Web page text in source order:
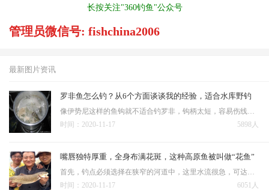
长按关注"360钓鱼"公众号
管理员微信号: fishchina2006
最新图片资讯
罗非鱼怎么钓？从6个方面谈谈我的经验，适合水库野钓
像伊势尼这样的鱼钩就不适合钓罗非，钩柄太短，容易伤线，即便是用耐磨的激光线或大力马，钩条钩尖太短、钩门窄也不容易打穿罗非嘴。 水库钓罗非鱼不像钓鱼塘用小钩细线，鱼塘钓罗非用1号尼龙线可以钓到4，5斤的罗非…
5898人
时间：2020-11-17
嘴唇独特厚重，全身布满花斑，这种高原鱼被叫做“花鱼”
首先，钓点必须选择在狭窄的河道中，这里水流很急，可达到每秒6~7米，甚至可以听到激流的哗哗声，站在水边，都有一种被带着往前冲的感觉。用串钩底钓的时候，坠在串钩下面。通常采用海竿重坠底钓法：适用于流动水域…
6051人
时间：2020-11-17